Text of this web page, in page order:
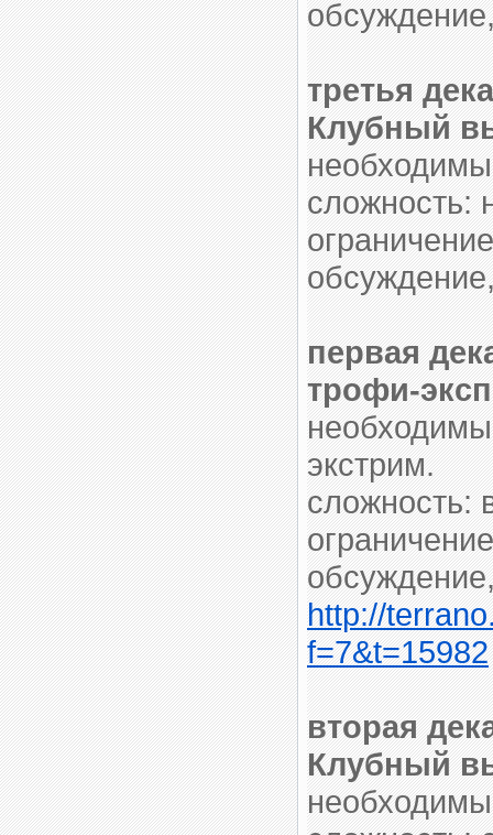
третья
Клубный
сложность:
первая
трофи-
экстрим.
сложность:
http://
f=7&t=15982
вторая
Клубный